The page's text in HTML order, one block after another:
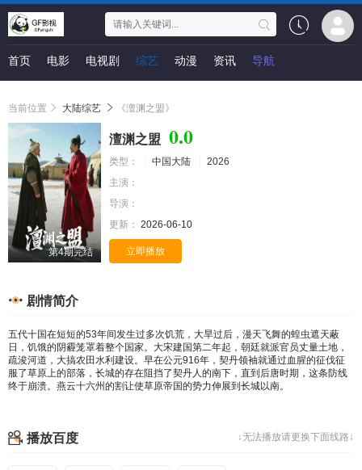
首页 电影 电视剧 综艺 动漫 资讯 导航
当前位置 大陆综艺 《澶渊之盟》
第4期完结
澶渊之盟 0.0
类型： 中国大陆
2026
主演：
导演：
更新： 2026-06-10
立即播放
剧情简介
五代十国在短短的53年间发生过多次饥荒，大旱过后，漫天飞舞的蝗虫遮天蔽
日，饥饿的阴霾笼罩着整个国家。大宋建国第二年起，朝廷就派官员丈量土地，
疏浚河道，大搞农田水利建设。早在公元916年，契丹领袖就通过血腥的征伐征
服了草原上的部落，长城的存在阻挡了契丹人的南下，直到后唐时期，这条防线
终于崩溃。燕云十六州的割让使草原帝国的势力伸展到长城以南。
↓无法播放请更换下面线路↓
播放百度